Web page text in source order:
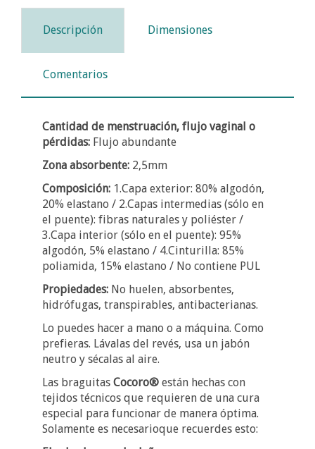
Descripción Dimensiones
Comentarios
Cantidad de menstruación, flujo vaginal o
pérdidas: Flujo abundante
Zona absorbente: 2,5mm
Composición: 1.Capa exterior: 80% algodón,
20% elastano / 2.Capas intermedias (sólo en
el puente): fibras naturales y poliéster /
3.Capa interior (sólo en el puente): 95%
algodón, 5% elastano / 4.Cinturilla: 85%
poliamida, 15% elastano / No contiene PUL
Propiedades: No huelen, absorbentes,
hidrófugas, transpirables, antibacterianas.
Lo puedes hacer a mano o a máquina. Como
prefieras. Lávalas del revés, usa un jabón
neutro y sécalas al aire.
Las braguitas Cocoro® están hechas con
tejidos técnicos que requieren de una cura
especial para funcionar de manera óptima.
Solamente es necesarioque recuerdes esto: